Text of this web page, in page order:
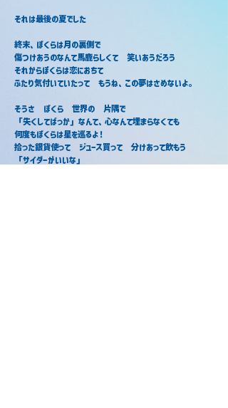
それは最後の夏でした
終末、ぼくらは月の裏側で
傷つけあうのなんて馬鹿らしくて　笑いあうだろう
それからぼくらは恋におちて
ふたり気付いていたって　もうね、この夢はさめないよ。
そうさ　ぼくら　世界の　片隅で
「失くしてばっか」なんて、心なんて埋まらなくても
何度もぼくらは星を巡るよ！
拾った銀貨使って　ジュース買って　分けあって飲もう
「サイダーがいいな」